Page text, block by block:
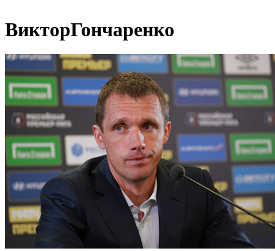
ВикторГончаренко